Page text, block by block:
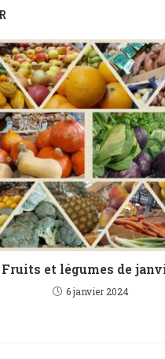
Fruits et légumes de
6 janvier 2024